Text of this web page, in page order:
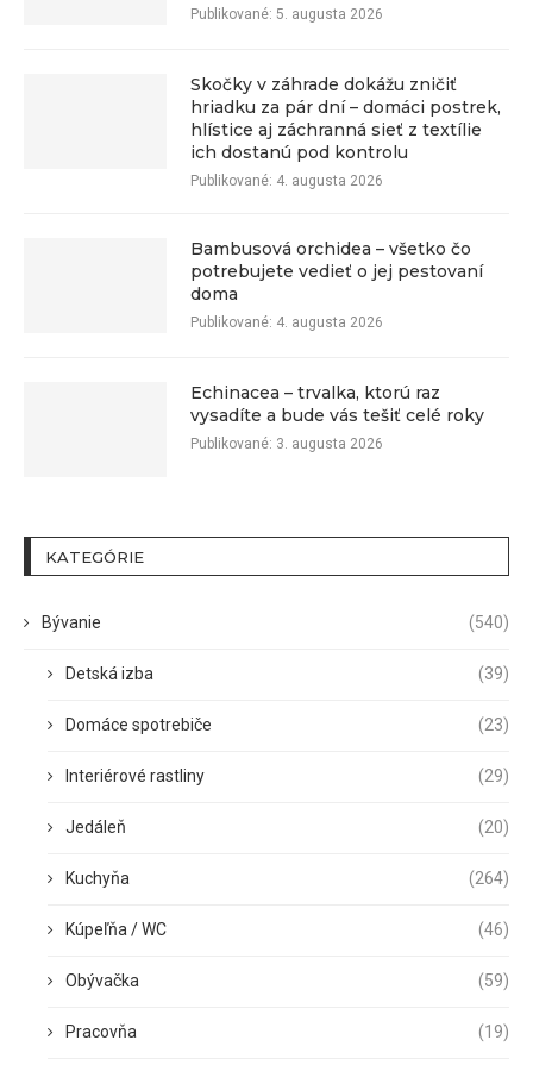
Publikované: 5. augusta 2026
Skočky v záhrade dokážu zničiť
hriadku za pár dní – domáci postrek,
hlístice aj záchranná sieť z textílie
ich dostanú pod kontrolu
Publikované: 4. augusta 2026
Bambusová orchidea – všetko čo
potrebujete vedieť o jej pestovaní
doma
Publikované: 4. augusta 2026
Echinacea – trvalka, ktorú raz
vysadíte a bude vás tešiť celé roky
Publikované: 3. augusta 2026
KATEGÓRIE
Bývanie (540)
Detská izba (39)
Domáce spotrebiče (23)
Interiérové rastliny (29)
Jedáleň (20)
Kuchyňa (264)
Kúpeľňa / WC (46)
Obývačka (59)
Pracovňa (19)